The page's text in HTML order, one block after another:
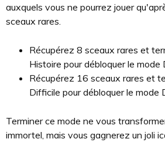
auxquels vous ne pourrez jouer
sceaux rares.
Récupérez 8 sceaux rares et
Histoire pour débloquer le mode
Récupérez 16 sceaux rares et
Difficile pour débloquer le mode
Terminer ce mode ne vous
immortel, mais vous gagnerez un joli